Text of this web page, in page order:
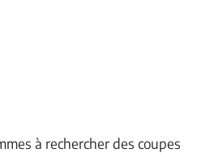
à rechercher des coupes